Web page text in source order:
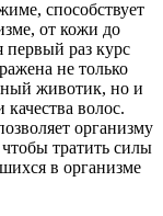
способствует
от кожи до
первый раз курс
не только
животик, но и
волос.
организму
тратить силы
в организме